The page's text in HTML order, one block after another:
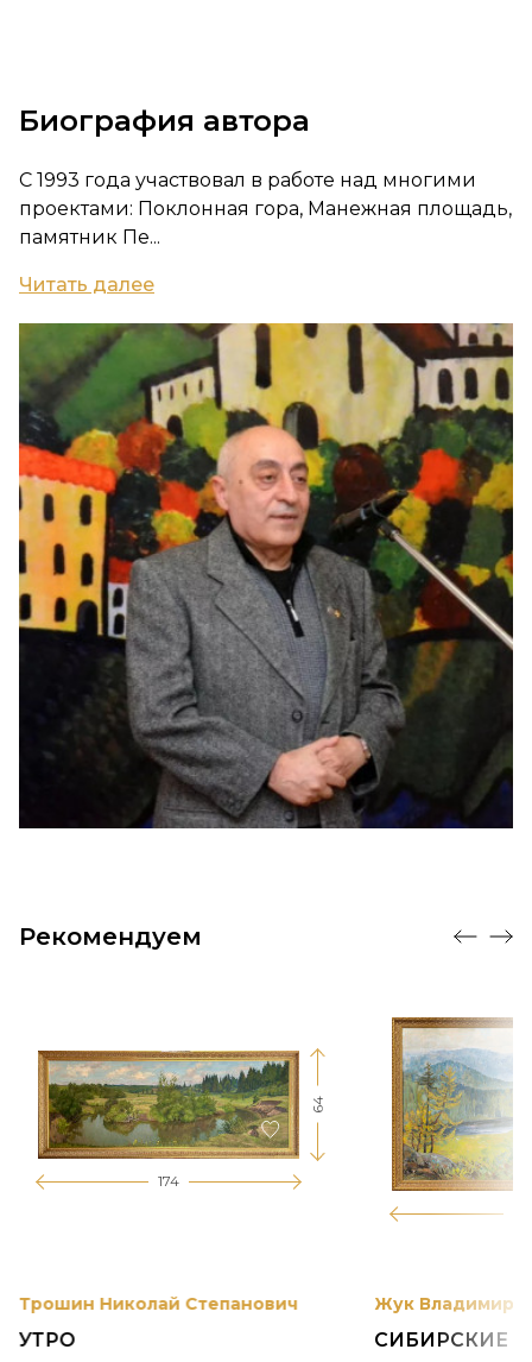
Биография автора
С 1993 года участвовал в работе над многими
проектами: Поклонная гора, Манежная площадь,
памятник Пе...
Читать далее
Рекомендуем
174
64
Трошин Николай Степанович
УТРО
Жук Владимир
СИБИРСКИЕ